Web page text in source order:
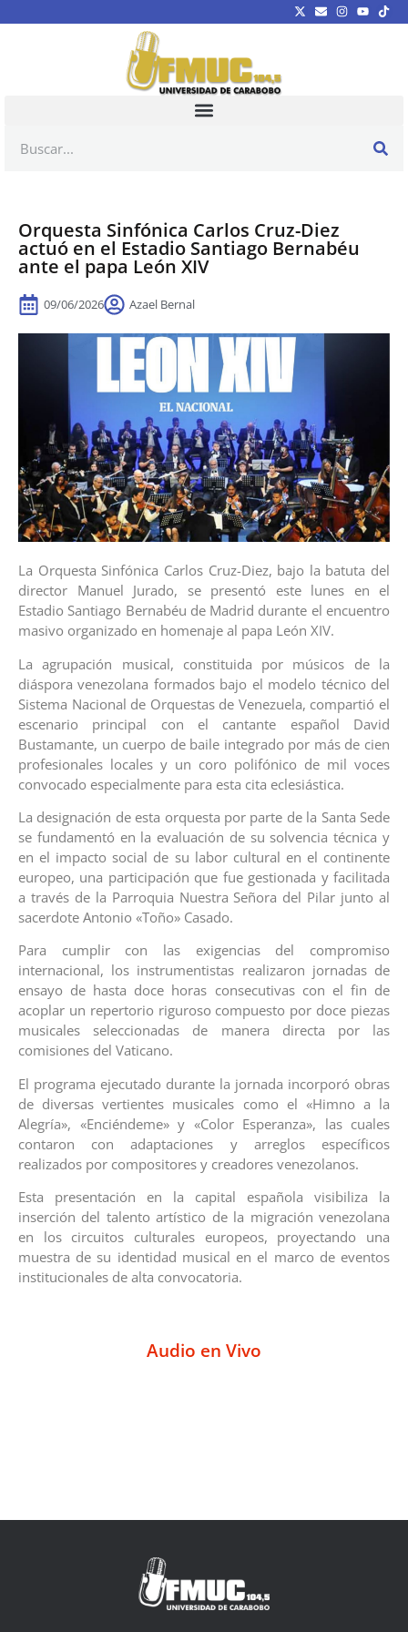
Orquesta Sinfónica Carlos Cruz-Diez
actuó en el Estadio Santiago Bernabéu
ante el papa León XIV
09/06/2026 Azael Bernal
La Orquesta Sinfónica Carlos Cruz-Diez, bajo la batuta del
director Manuel Jurado, se presentó este lunes en el
Estadio Santiago Bernabéu de Madrid durante el encuentro
masivo organizado en homenaje al papa León XIV.
La agrupación musical, constituida por músicos de la
diáspora venezolana formados bajo el modelo técnico del
Sistema Nacional de Orquestas de Venezuela, compartió el
escenario principal con el cantante español David
Bustamante, un cuerpo de baile integrado por más de cien
profesionales locales y un coro polifónico de mil voces
convocado especialmente para esta cita eclesiástica.
La designación de esta orquesta por parte de la Santa Sede
se fundamentó en la evaluación de su solvencia técnica y
en el impacto social de su labor cultural en el continente
europeo, una participación que fue gestionada y facilitada
a través de la Parroquia Nuestra Señora del Pilar junto al
sacerdote Antonio «Toño» Casado.
Para cumplir con las exigencias del compromiso
internacional, los instrumentistas realizaron jornadas de
ensayo de hasta doce horas consecutivas con el fin de
acoplar un repertorio riguroso compuesto por doce piezas
musicales seleccionadas de manera directa por las
comisiones del Vaticano.
El programa ejecutado durante la jornada incorporó obras
de diversas vertientes musicales como el «Himno a la
Alegría», «Enciéndeme» y «Color Esperanza», las cuales
contaron con adaptaciones y arreglos específicos
realizados por compositores y creadores venezolanos.
Esta presentación en la capital española visibiliza la
inserción del talento artístico de la migración venezolana
en los circuitos culturales europeos, proyectando una
muestra de su identidad musical en el marco de eventos
institucionales de alta convocatoria.
Audio en Vivo